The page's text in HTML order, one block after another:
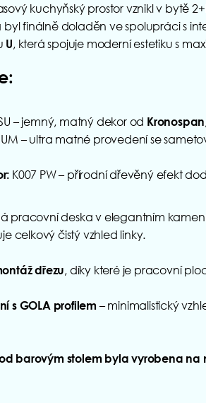
kuchyňský prostor vznikl v bytě
byl finálně doladěn ve spolupráci s
U, která spojuje moderní estetiku s
– jemný, matný dekor od Kronospan
– ultra matné provedení se
K007 PW – přírodní dřevěný efekt
pracovní deska v elegantním
celkový čistý vzhled linky.
dřezu, díky které je pracovní
s GOLA profilem– minimalistický
barovým stolem byla vyrobena na